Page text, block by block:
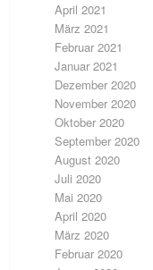
April 2021
März 2021
Februar 2021
Januar 2021
Dezember 2020
November 2020
Oktober 2020
September 2020
August 2020
Juli 2020
Mai 2020
April 2020
März 2020
Februar 2020